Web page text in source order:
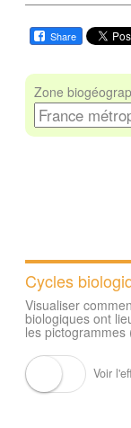
Share
Zone
Cycles
Visualiser
biologiques ont
les pictogrammes
Voir